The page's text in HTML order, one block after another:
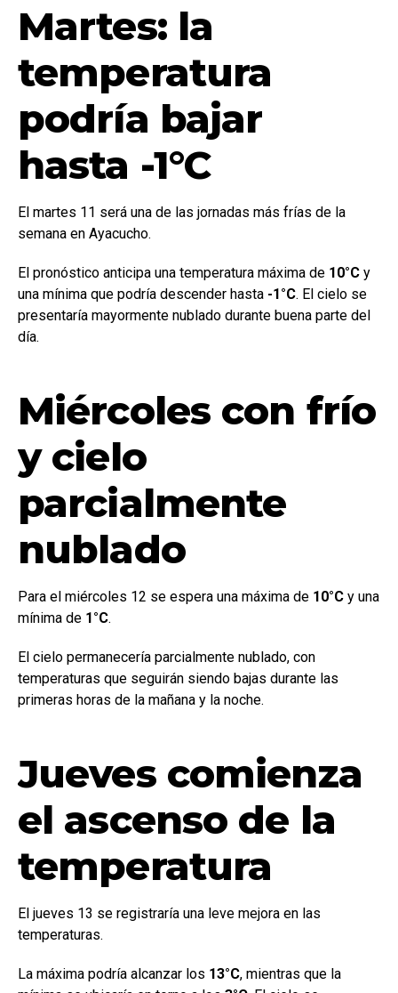
Martes: la
temperatura
podría bajar
hasta -1°C
El martes 11 será una de las jornadas más frías de la
semana en Ayacucho.
El pronóstico anticipa una temperatura máxima de 10°C y
una mínima que podría descender hasta -1°C. El cielo se
presentaría mayormente nublado durante buena parte del
día.
Miércoles con frío
y cielo
parcialmente
nublado
Para el miércoles 12 se espera una máxima de 10°C y una
mínima de 1°C.
El cielo permanecería parcialmente nublado, con
temperaturas que seguirán siendo bajas durante las
primeras horas de la mañana y la noche.
Jueves comienza
el ascenso de la
temperatura
El jueves 13 se registraría una leve mejora en las
temperaturas.
La máxima podría alcanzar los 13°C, mientras que la